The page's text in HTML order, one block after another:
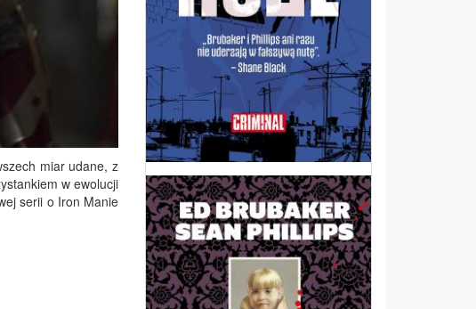
miar udane, z
w ewolucji
serii o Iron Manie